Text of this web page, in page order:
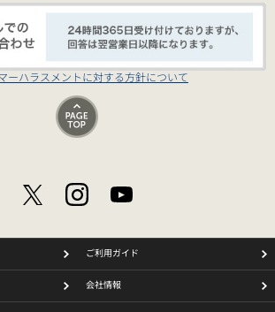
ーハラスメントに対する方針について
ご利用ガイド
会社情報